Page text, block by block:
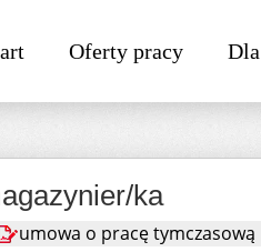
Oferty pracy
ka
umowa o pracę tymczasową